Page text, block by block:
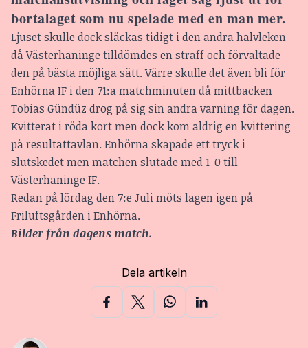
bortalaget som nu spelade med en man mer.
Ljuset skulle dock släckas tidigt i den andra halvleken
då Västerhaninge tilldömdes en straff och förvaltade
den på bästa möjliga sätt. Värre skulle det även bli för
Enhörna IF i den 71:a matchminuten då mittbacken
Tobias Gündüz drog på sig sin andra varning för dagen.
Kvitterat i röda kort men dock kom aldrig en kvittering
på resultattavlan. Enhörna skapade ett tryck i
slutskedet men matchen slutade med 1-0 till
Västerhaninge IF.
Redan på lördag den 7:e Juli möts lagen igen på
Friluftsgården i Enhörna.
Bilder från dagens match.
Dela artikeln